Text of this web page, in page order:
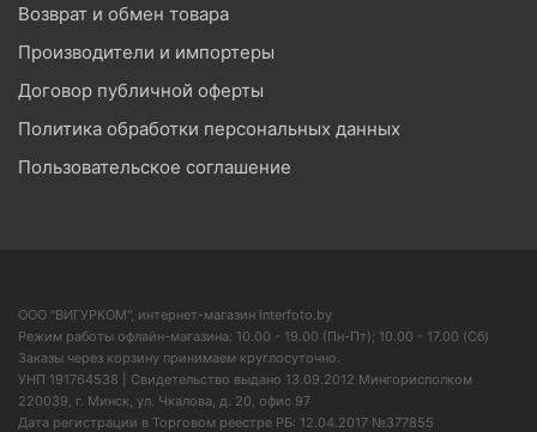
Возврат и обмен товара
Производители и импортеры
Договор публичной оферты
Политика обработки персональных данных
Пользовательское соглашение
ООО "ВИГУРКОМ", интернет-магазин Interfoto.by
Режим работы офлайн-магазина: 10.00 - 19.00 (Пн-Пт); 10.00 - 17.00 (Сб)
Заказы через корзину принимаем круглосуточно.
УНП 191764538 | Свидетельство выдано 13.09.2012 Мингорисполком
220039, г. Минск, ул. Чкалова, д. 20, офис 97
Дата регистрации в Торговом реестре РБ: 12.04.2017 №377855